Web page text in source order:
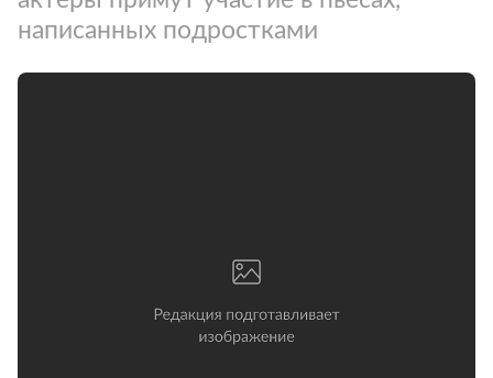
написанных подростками